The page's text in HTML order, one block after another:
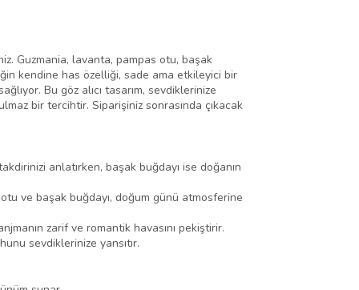
Guzmania, lavanta, pampas otu, başak
kendine has özelliği, sade ama etkileyici bir
Bu göz alıcı tasarım, sevdiklerinize
bir tercihtir. Siparişiniz sonrasında çıkacak
anlatırken, başak buğdayı ise doğanın
ve başak buğdayı, doğum günü atmosferine
zarif ve romantik havasını pekiştirir.
sevdiklerinize yansıtır.